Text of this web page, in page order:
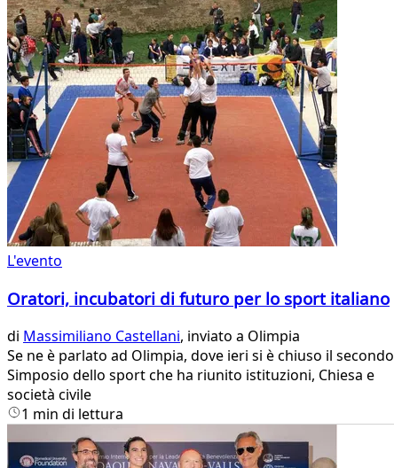
L'evento
Oratori, incubatori di futuro per lo sport italiano
di Massimiliano Castellani, inviato a Olimpia
Se ne è parlato ad Olimpia, dove ieri si è chiuso il secondo
Simposio dello sport che ha riunito istituzioni, Chiesa e
società civile
1 min di lettura